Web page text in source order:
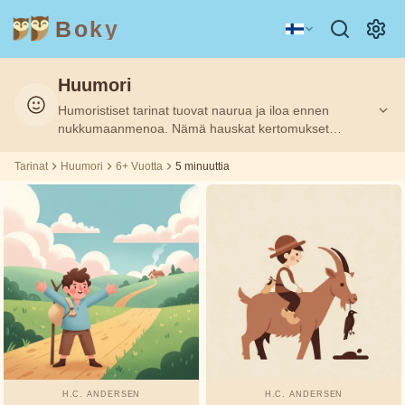
Boky
Kategoria
Suodatettu:
Ikä
6+
5
m
AIHEET
HAHMOT
Teknologia
Eläimet
Magia
Avaruus
Urheilu
Ajoneuvot
Prinsessat
Faktat
TUNTEET
&
Kirjailija
Suodatettu:
Ikä
6+
5
m
Andrew
Lang
Asbjørnsen
ja Moe
Beatrix
Potter
Huumori
Humoristiset tarinat tuovat naurua ja iloa ennen
nukkumaanmenoa. Nämä hauskat kertomukset
tarinoissa voi myös opettaa lapsille näkemään arjen
hauskoja puolia ja olemaan ottamatta kaikkea liian
Tarinat Huumori 6+ Vuotta 5 minuuttia
H.C. ANDERSEN H.C. ANDERSEN